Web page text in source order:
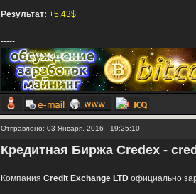
Результат: +5.43$
-----
Отправлено: 03 Января, 2016 - 19:25:10
Кредитная Биржа Credex -
Компания Сredit Exchange LTD официально